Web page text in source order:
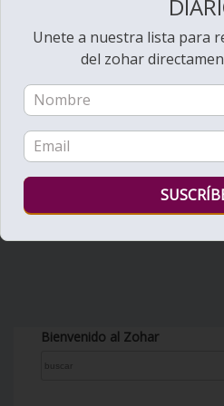
Bienvenido al Zohar
Unete a nuestra lista para
del zohar